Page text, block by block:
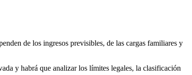
de los ingresos previsibles, de las cargas familiares y
y habrá que analizar los límites legales, la clasificación